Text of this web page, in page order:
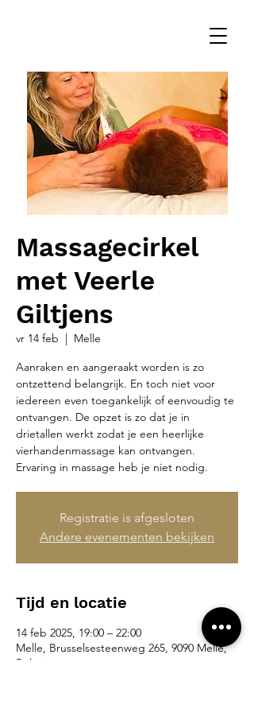
Massagecirkel
met Veerle
Giltjens
vr 14 feb
  |
Melle
Aanraken en aangeraakt worden is zo
ontzettend belangrijk. En toch niet voor
iedereen even toegankelijk of eenvoudig te
ontvangen. De opzet is zo dat je in
drietallen werkt zodat je een heerlijke
vierhandenmassage kan ontvangen.
Ervaring in massage heb je niet nodig.
Registratie is afgesloten
Andere evenementen bekijken
Tijd en locatie
14 feb 2025, 19:00 – 22:00
Melle, Brusselsesteenweg 265, 9090 Melle,
België